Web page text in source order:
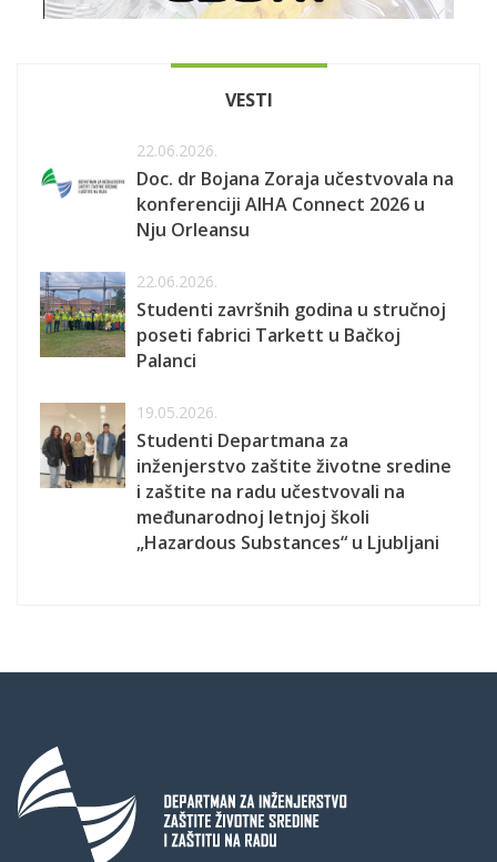
VESTI
22.06.2026.
Doc. dr Bojana Zoraja učestvovala na
konferenciji AIHA Connect 2026 u
Nju Orleansu
22.06.2026.
Studenti završnih godina u stručnoj
poseti fabrici Tarkett u Bačkoj
Palanci
19.05.2026.
Studenti Departmana za
inženjerstvo zaštite životne sredine
i zaštite na radu učestvovali na
međunarodnoj letnjoj školi
„Hazardous Substances“ u Ljubljani